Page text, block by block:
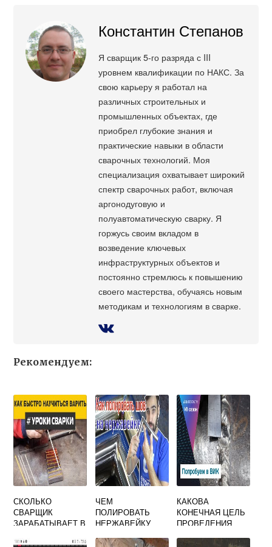
Константин Степанов
Я сварщик 5-го разряда с III
уровнем квалификации по НАКС. За
свою карьеру я работал на
различных строительных и
промышленных объектах, где
приобрел глубокие знания и
практические навыки в области
сварочных технологий. Моя
специализация охватывает широкий
спектр сварочных работ, включая
аргонодуговую и
полуавтоматическую сварку. Я
горжусь своим вкладом в
возведение ключевых
инфраструктурных объектов и
постоянно стремлюсь к повышению
своего мастерства, обучаясь новым
методикам и технологиям в сварке.
Рекомендуем:
СКОЛЬКО
СВАРЩИК
ЗАРАБАТЫВАЕТ В
ЧЕМ
ПОЛИРОВАТЬ
НЕРЖАВЕЙКУ
КАКОВА
КОНЕЧНАЯ ЦЕЛЬ
ПРОВЕДЕНИЯ